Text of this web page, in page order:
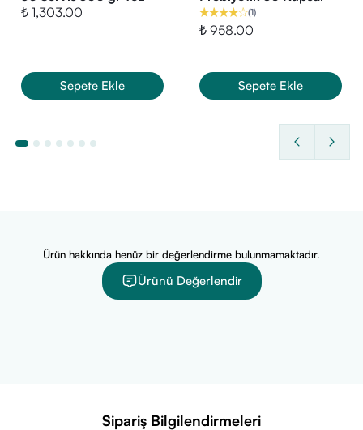
doktorunuza danışınız.
Tavsiye edilen günlük kullanım miktarını aşmayınız.
₺ 1,303.00
Sepete Ekle
(1)
₺ 958.00
Sepete Ekle
Ürün hakkında henüz bir değerlendirme bulunmamaktadır.
Ürünü Değerlendir
Sipariş Bilgilendirmeleri